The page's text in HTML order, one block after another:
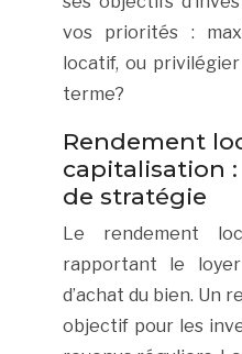
vos priorités :
locatif, ou
terme?
Rendement
capitalisation
de stratégie
Le rendement
rapportant le
d’achat du bien. Un
objectif pour les